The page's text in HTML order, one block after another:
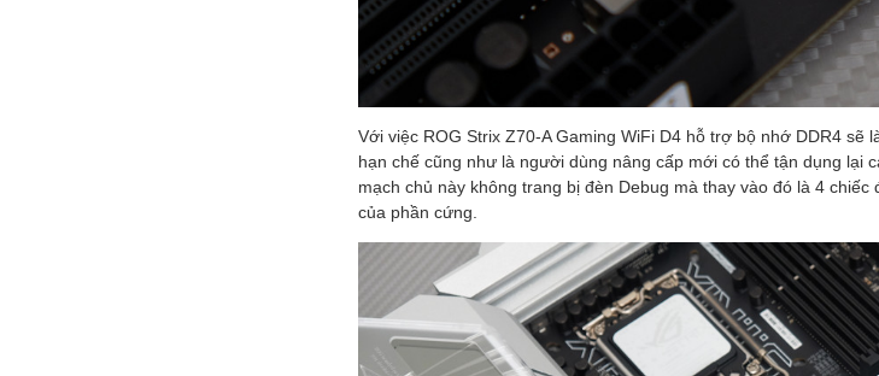
Với việc ROG Strix Z70-A Gaming WiFi D4 hỗ trợ bộ nhớ DDR4
hạn chế cũng như là người dùng nâng cấp mới có thể tận dụng lại
mạch chủ này không trang bị đèn Debug mà thay vào đó là 4
của phần cứng.